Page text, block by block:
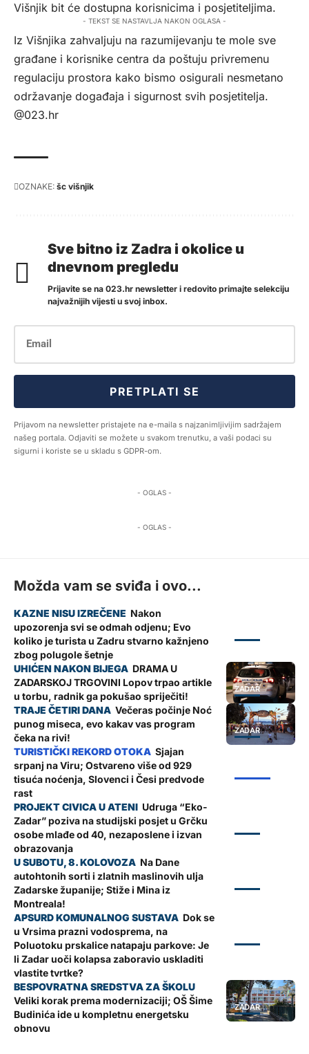
Višnjik bit će dostupna korisnicima i posjetiteljima.
- TEKST SE NASTAVLJA NAKON OGLASA -
Iz Višnjika zahvaljuju na razumijevanju te mole sve
građane i korisnike centra da poštuju privremenu
regulaciju prostora kako bismo osigurali nesmetano
održavanje događaja i sigurnost svih posjetitelja.
@023.hr
OZNAKE: šc višnjik
Sve bitno iz Zadra i okolice u
dnevnom pregledu
Prijavite se na 023.hr newsletter i redovito primajte selekciju
najvažnijih vijesti u svoj inbox.
PRETPLATI SE
Prijavom na newsletter pristajete na e-maila s najzanimljivijim sadržajem
našeg portala. Odjaviti se možete u svakom trenutku, a vaši podaci su
sigurni i koriste se u skladu s GDPR-om.
- OGLAS -
- OGLAS -
Možda vam se sviđa i ovo...
Nakon
upozorenja svi se odmah odjenu; Evo
koliko je turista u Zadru stvarno kažnjeno
zbog polugole šetnje
ZADAR
DRAMA U
ZADARSKOJ TRGOVINI Lopov trpao artikle
u torbu, radnik ga pokušao spriječiti!
ZADAR
Večeras počinje Noć
punog miseca, evo kakav vas program
čeka na rivi!
Sjajan
srpanj na Viru; Ostvareno više od 929
tisuća noćenja, Slovenci i Česi predvode
rast
Udruga “Eko-
Zadar” poziva na studijski posjet u Grčku
osobe mlađe od 40, nezaposlene i izvan
obrazovanja
Na Dane
autohtonih sorti i zlatnih maslinovih ulja
Zadarske županije; Stiže i Mina iz
Montreala!
Dok se
u Vrsima prazni vodosprema, na
Poluotoku prskalice natapaju parkove: Je
li Zadar uoči kolapsa zaboravio uskladiti
vlastite tvrtke?
ZADAR
Veliki korak prema modernizaciji; OŠ Šime
Budinića ide u kompletnu energetsku
obnovu